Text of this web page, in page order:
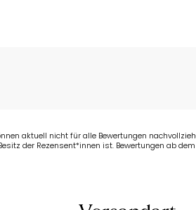
aktuell nicht für alle Bewertungen
der Rezensent*innen ist. Bewertungen ab